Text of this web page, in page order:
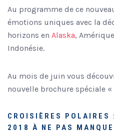
Au programme de ce
émotions uniques avec la
horizons en Alaska,
Indonésie.
Au mois de juin vous
nouvelle brochure spéciale «
CROISIÈRES POLAIRES
2018 À NE PAS